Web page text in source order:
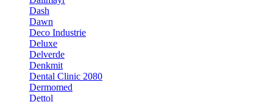
Dash
Dawn
Deco Industrie
Deluxe
Delverde
Denkmit
Dental Clinic 2080
Dermomed
Dettol